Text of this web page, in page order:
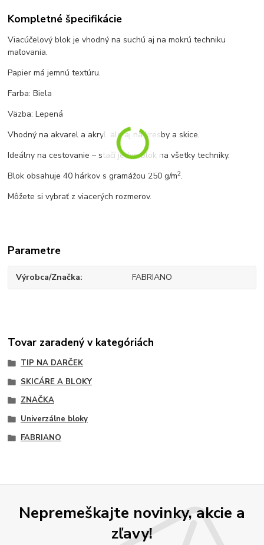
Kompletné špecifikácie
Viacúčelový blok je vhodný na suchú aj na mokrú techniku
maľovania.
Papier má jemnú textúru.
Farba: Biela
Väzba: Lepená
Vhodný na akvarel a akryl, ale aj na kresby a skice.
Ideálny na cestovanie – stačí jeden blok na všetky techniky.
Blok obsahuje 40 hárkov s gramážou 250 g/m2.
Môžete si vybrať z viacerých rozmerov.
Parametre
Výrobca/Značka FABRIANO
Tovar zaradený v kategóriách
TIP NA DARČEK
SKICÁRE A BLOKY
ZNAČKA
Univerzálne bloky
FABRIANO
Nepremeškajte novinky, akcie a
zľavy!